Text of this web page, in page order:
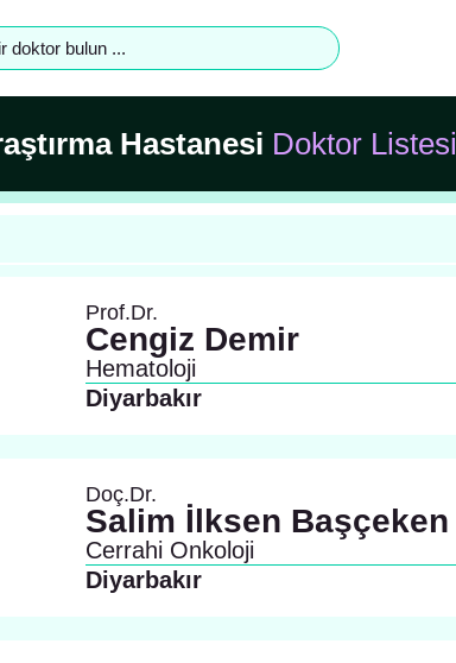
Hastanesi Doktor Listesi
Prof.Dr.
Cengiz Demir
Hematoloji
Diyarbakır
Doç.Dr.
Salim İlksen Başçeken
Cerrahi Onkoloji
Diyarbakır